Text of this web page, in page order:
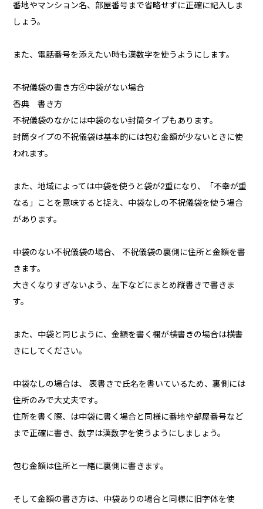
番地やマンション名、部屋番号まで省略せずに正確に記入しま
しょう。
また、電話番号を添えたい時も漢数字を使うようにします。
不祝儀袋の書き方④中袋がない場合
香典 書き方
不祝儀袋のなかには中袋のない封筒タイプもあります。
封筒タイプの不祝儀袋は基本的には包む金額が少ないときに使
われます。
また、地域によっては中袋を使うと袋が2重になり、「不幸が重
なる」ことを意味すると捉え、中袋なしの不祝儀袋を使う場合
があります。
中袋のない不祝儀袋の場合、 不祝儀袋の裏側に住所と金額を書
きます。
大きくなりすぎないよう、左下などにまとめ縦書きで書きま
す。
また、中袋と同じように、金額を書く欄が横書きの場合は横書
きにしてください。
中袋なしの場合は、 表書きで氏名を書いているため、裏側には
住所のみで大丈夫です。
住所を書く際、は中袋に書く場合と同様に番地や部屋番号など
まで正確に書き、数字は漢数字を使うようにしましょう。
包む金額は住所と一緒に裏側に書きます。
そして金額の書き方は、中袋ありの場合と同様に旧字体を使